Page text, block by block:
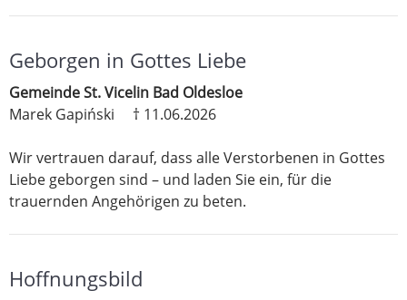
Geborgen in Gottes Liebe
Gemeinde St. Vicelin Bad Oldesloe
Marek Gapiński † 11.06.2026
Wir vertrauen darauf, dass alle Verstorbenen in Gottes
Liebe geborgen sind – und laden Sie ein, für die
trauernden Angehörigen zu beten.
Hoffnungsbild